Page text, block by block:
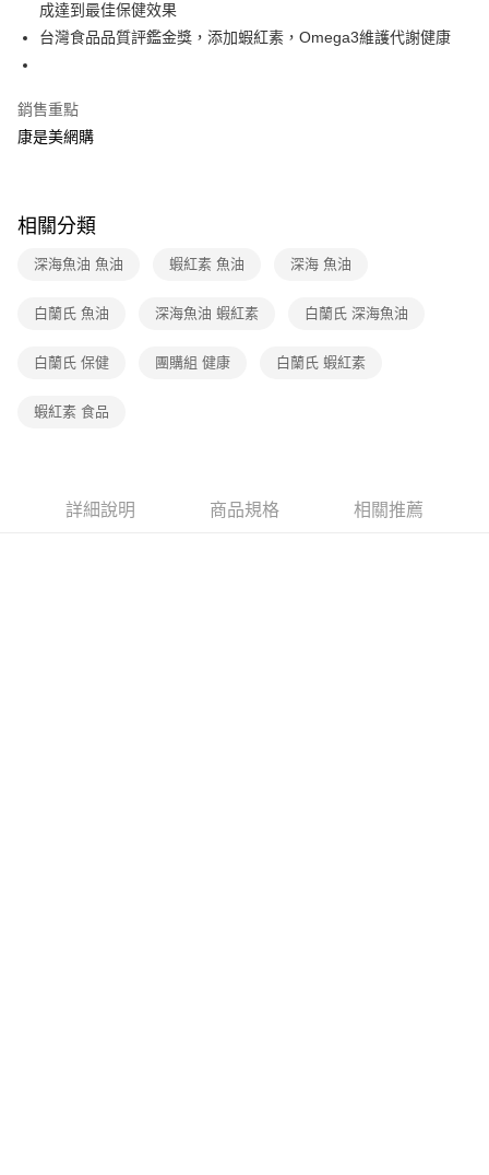
悠遊付
運送方式
超商取貨付款(下單後3-5個工作天配送)
付款後7-11取貨(下單後3-5個工作天配送)
每筆NT$100，滿NT$799(含以上)免運費
成達到最佳保健效果
台灣食品品質評鑑金獎，添加蝦紅素，Omega3維護代謝健康
銷售重點
康是美網購
相關分類
深海魚油 魚油 蝦紅素 魚油 深海 魚油
白蘭氏 魚油 深海魚油 蝦紅素 白蘭氏 深海魚油
白蘭氏 保健 團購組 健康 白蘭氏 蝦紅素
蝦紅素 食品
詳細說明 商品規格 相關推薦